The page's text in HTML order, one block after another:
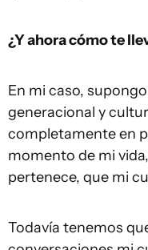
¿Y ahora cómo te
En mi caso,
generacional y
completamente en
momento de mi
pertenece, que mi
Todavía tenemos